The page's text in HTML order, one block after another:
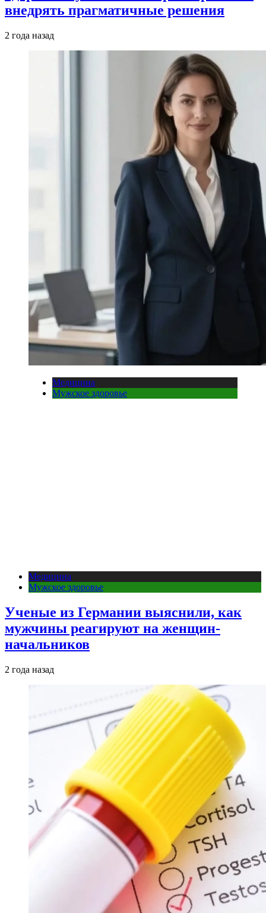
внедрять прагматичные решения
2 года назад
Медицина
Мужское здоровье
Медицина
Мужское здоровье
Ученые из Германии выяснили, как
мужчины реагируют на женщин-
начальников
2 года назад